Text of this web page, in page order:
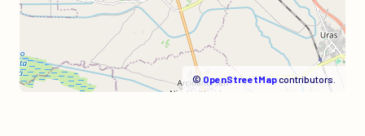
©OpenStreetMapcontributors.